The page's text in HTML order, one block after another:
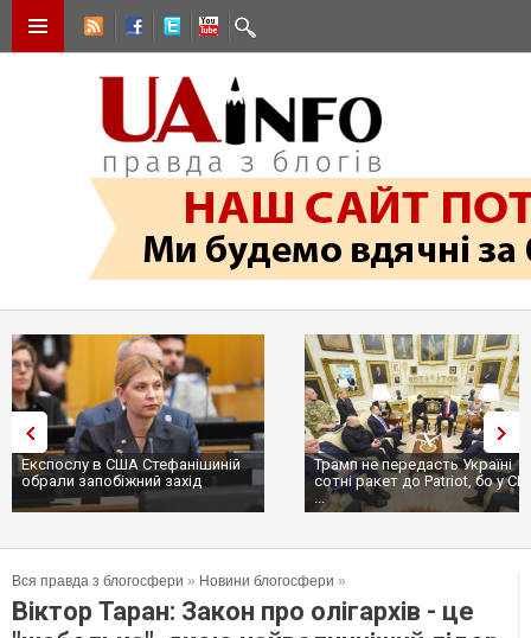
Експослу в США Стефанішиній
обрали запобіжний захід
Трамп не передасть Україні
сотні ракет до Patriot, бо у
...
Вся правда з блогосфери » Новини блогосфери »
Віктор Таран: Закон про олігархів - це